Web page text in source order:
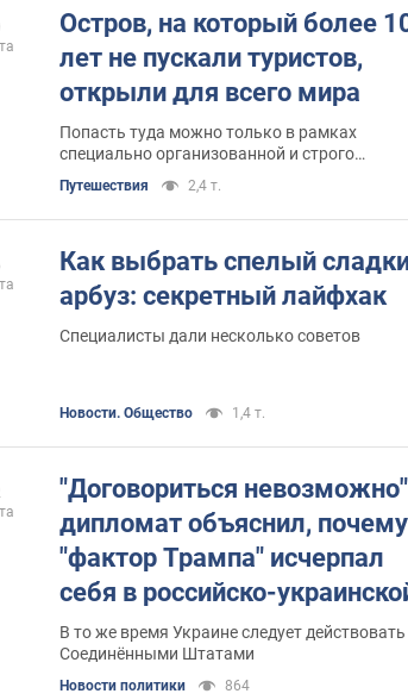
Остров, на который более
лет не пускали туристов,
открыли для всего мира
Попасть туда можно только в рамках
специально организованной и строго
Путешествия 2,4 т.
Как выбрать спелый
арбуз: секретный лайфхак
Специалисты дали несколько советов
Новости. Общество 1,4 т.
"Договориться
дипломат объяснил, почему
"фактор Трампа" исчерпал
себя в российско-
войне
В то же время Украине следует
Соединёнными Штатами
Новости политики 864